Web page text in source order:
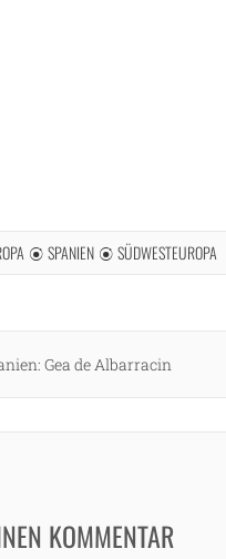
SPANIEN SÜDWESTEUROPA
Gea de Albarracin
KOMMENTAR